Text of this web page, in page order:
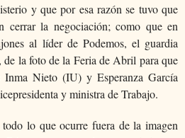
y que por esa razón se tuvo que
cerrar la negociación; como que en
al líder de Podemos, el guardia
la foto de la Feria de Abril para que
Inma Nieto (IU) y Esperanza García
y ministra de Trabajo.
lo que ocurre fuera de la imagen